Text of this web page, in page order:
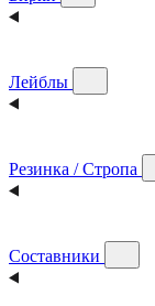
Лейблы
Резинка / Стропа
Составники